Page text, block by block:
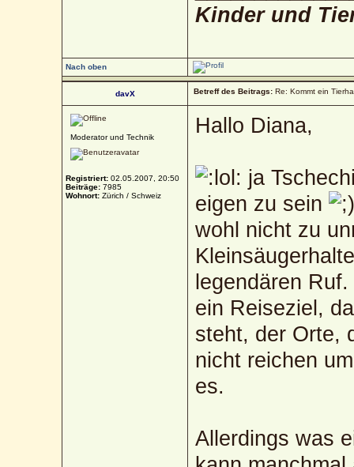
Kinder und
Nach oben
davX Betreff des Beitrags: Re: Kommt ein
Moderator und Technik
Registriert: 02.05.2007, 20:50
Beiträge: 7985
Wohnort: Zürich / Schweiz
Hallo Diana,
ja
eigen zu sein
wohl nicht zu
legendären
ein Reiseziel,
steht, der Orte,
nicht reichen
es.
Allerdings was